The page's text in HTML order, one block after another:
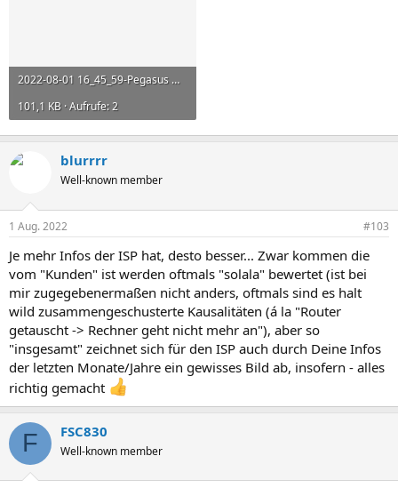
2022-08-01 16_45_59-Pegasus Mail.jpg
101,1 KB · Aufrufe: 2
blurrrr
Well-known member
1 Aug. 2022 #103
Je mehr Infos der ISP hat, desto besser... Zwar kommen die
vom "Kunden" ist werden oftmals "solala" bewertet (ist bei
mir zugegebenermaßen nicht anders, oftmals sind es halt
wild zusammengeschusterte Kausalitäten (á la "Router
getauscht -> Rechner geht nicht mehr an"), aber so
"insgesamt" zeichnet sich für den ISP auch durch Deine Infos
der letzten Monate/Jahre ein gewisses Bild ab, insofern - alles
richtig gemacht
F FSC830
Well-known member